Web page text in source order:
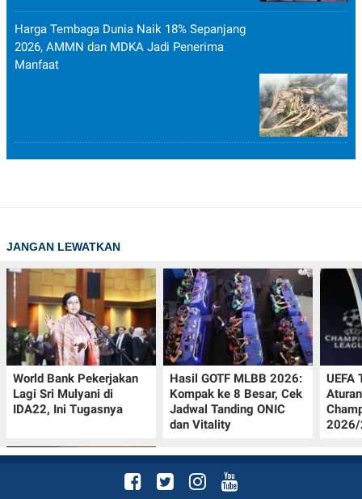
Harga Tembaga Dunia Naik 18% Sepanjang
2026, AMMN dan MDKA Jadi Penerima
Manfaat
JANGAN LEWATKAN
World Bank Pekerjakan
Lagi Sri Mulyani di
IDA22, Ini Tugasnya
Hasil GOTF MLBB 2026:
Kompak ke 8 Besar, Cek
Jadwal Tanding ONIC
dan Vitality
UEFA
2026/